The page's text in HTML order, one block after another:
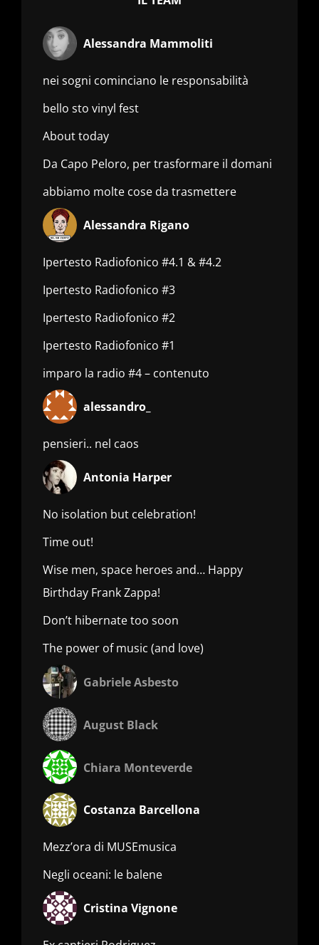
Alessandra Mammoliti
nei sogni cominciano le responsabilità
bello sto vinyl fest
About today
Da Capo Peloro, per trasformare il domani
abbiamo molte cose da trasmettere
Alessandra Rigano
Ipertesto Radiofonico #4.1 & #4.2
Ipertesto Radiofonico #3
Ipertesto Radiofonico #2
Ipertesto Radiofonico #1
imparo la radio #4 – contenuto
alessandro_
pensieri.. nel caos
Antonia Harper
No isolation but celebration!
Time out!
Wise men, space heroes and… Happy
Birthday Frank Zappa!
Don’t hibernate too soon
The power of music (and love)
Gabriele Asbesto
August Black
Chiara Monteverde
Costanza Barcellona
Mezz’ora di MUSEmusica
Negli oceani: le balene
Cristina Vignone